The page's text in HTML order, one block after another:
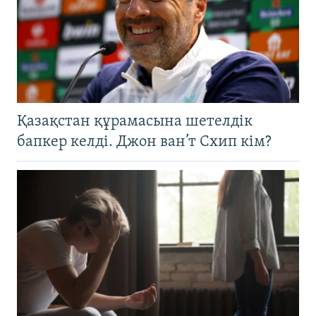
Қазақстан құрамасына шетелдік
бапкер келді. Джон ван’т Схип кім?